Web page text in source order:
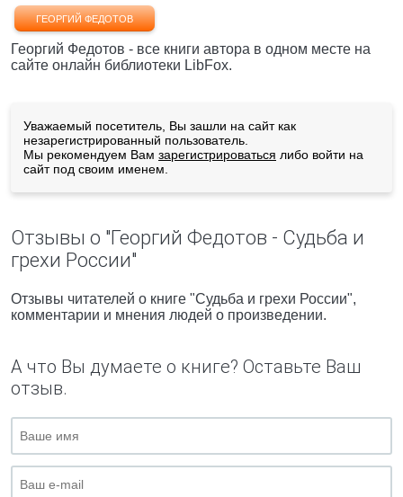
ГЕОРГИЙ ФЕДОТОВ
Георгий Федотов - все книги автора в одном месте на
сайте онлайн библиотеки LibFox.
Уважаемый посетитель, Вы зашли на сайт как
незарегистрированный пользователь.
Мы рекомендуем Вам зарегистрироваться либо войти на
сайт под своим именем.
Отзывы о "Георгий Федотов - Судьба и
грехи России"
Отзывы читателей о книге "Судьба и грехи России",
комментарии и мнения людей о произведении.
А что Вы думаете о книге? Оставьте Ваш
отзыв.